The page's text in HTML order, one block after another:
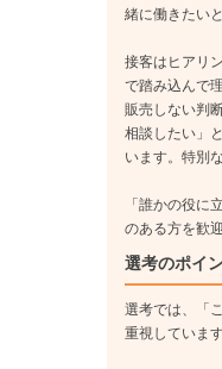
スリープカウンセラー
スリープカウンセラー
える立場に挑戦
入社後、新入社員研修
付帯業務を覚えて、ひと
《入社2年目》
緒に働きたい
接客はヒアリ
で踏み込んで
販売しない判
相談したい」
います。特別
「誰かの役に
のある方を歓
選考のポイ
選考では、「
重視しています